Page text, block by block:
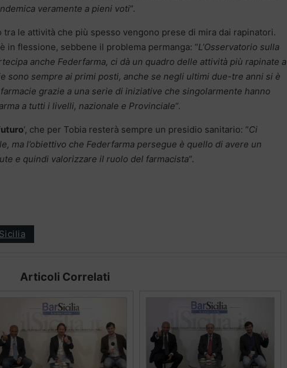
veramente a pieni voti“.
tra le attività che più spesso vengono prese di mira dai rapinatori.
in flessione, sebbene il problema permanga: “L’Osservatorio sulla
anche Federfarma, ci dà un quadro delle attività più rapinate a
sono sempre ai primi posti, anche se negli ultimi due-tre anni si è
grazie a una serie di iniziative che singolarmente hanno
a tutti i livelli, nazionale e Provinciale“.
‘, che per Tobia resterà sempre un presidio sanitario: “Ci
ma l’obiettivo che Federfarma persegue è quello di avere un
e quindi valorizzare il ruolo del farmacista“.
Articoli Correlati